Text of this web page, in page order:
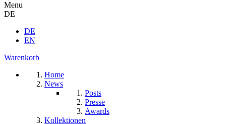
Menu
DE
DE
EN
Warenkorb
Home
News
Posts
Presse
Awards
Kollektionen